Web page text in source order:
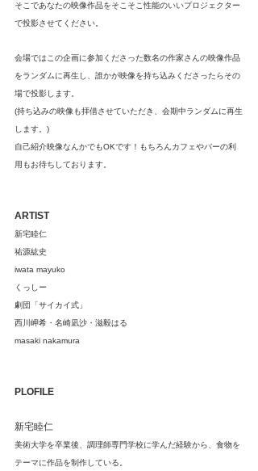
そこであなたの映像作品をそこそこ性能のいいプロジェクター
で投影させてください。
会場ではこの企画に参加くださった数名の作家さんの映像作品
をランダムに再生し、誰かが映像を持ち込みくださったらその
場で投影します。
(持ち込みの映像も拝借させていただき、会期中ランダムに再生
します。)
自己紹介映像なんかでもOKです！もちろんカフェやバーの利
用もお待ちしております。
ARTIST
新宅睦仁
祐源紘史
iwata mayuko
くっしー
劇団「サイカイ式」
西川岬希・名崎凪沙・滋毅はる
masaki nakamura
PLOFILE
新宅睦仁
美術大学を卒業後、調理師専門学校に学んだ経験から、食物を
テーマに作品を制作している。